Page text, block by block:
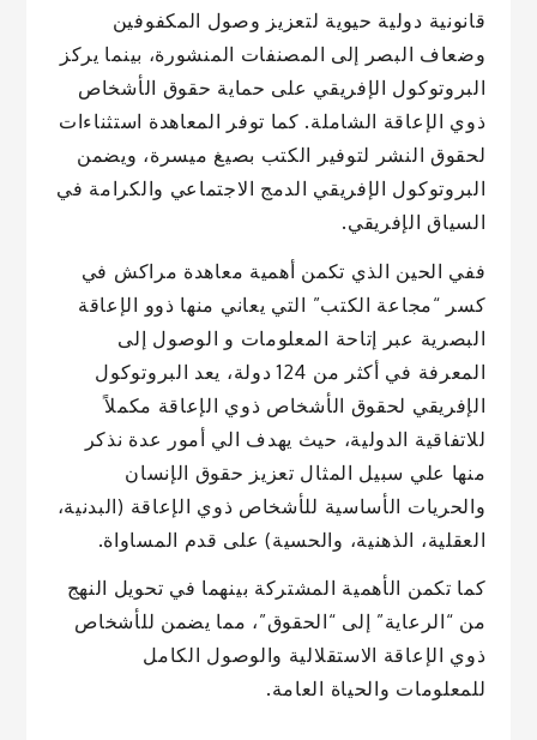
قانونية دولية حيوية لتعزيز وصول المكفوفين
وضعاف البصر إلى المصنفات المنشورة، بينما يركز
البروتوكول الإفريقي على حماية حقوق الأشخاص
ذوي الإعاقة الشاملة. كما توفر المعاهدة استثناءات
لحقوق النشر لتوفير الكتب بصيغ ميسرة، ويضمن
البروتوكول الإفريقي الدمج الاجتماعي والكرامة في
السياق الإفريقي.
ففي الحين الذي تكمن أهمية معاهدة مراكش في
كسر “مجاعة الكتب” التي يعاني منها ذوو الإعاقة
البصرية عبر إتاحة المعلومات و الوصول إلى
المعرفة في أكثر من 124 دولة، يعد البروتوكول
الإفريقي لحقوق الأشخاص ذوي الإعاقة مكملاً
للاتفاقية الدولية، حيث يهدف الي أمور عدة نذكر
منها علي سبيل المثال تعزيز حقوق الإنسان
والحريات الأساسية للأشخاص ذوي الإعاقة (البدنية،
العقلية، الذهنية، والحسية) على قدم المساواة.
كما تكمن الأهمية المشتركة بينهما في تحويل النهج
من “الرعاية” إلى “الحقوق”، مما يضمن للأشخاص
ذوي الإعاقة الاستقلالية والوصول الكامل
للمعلومات والحياة العامة.